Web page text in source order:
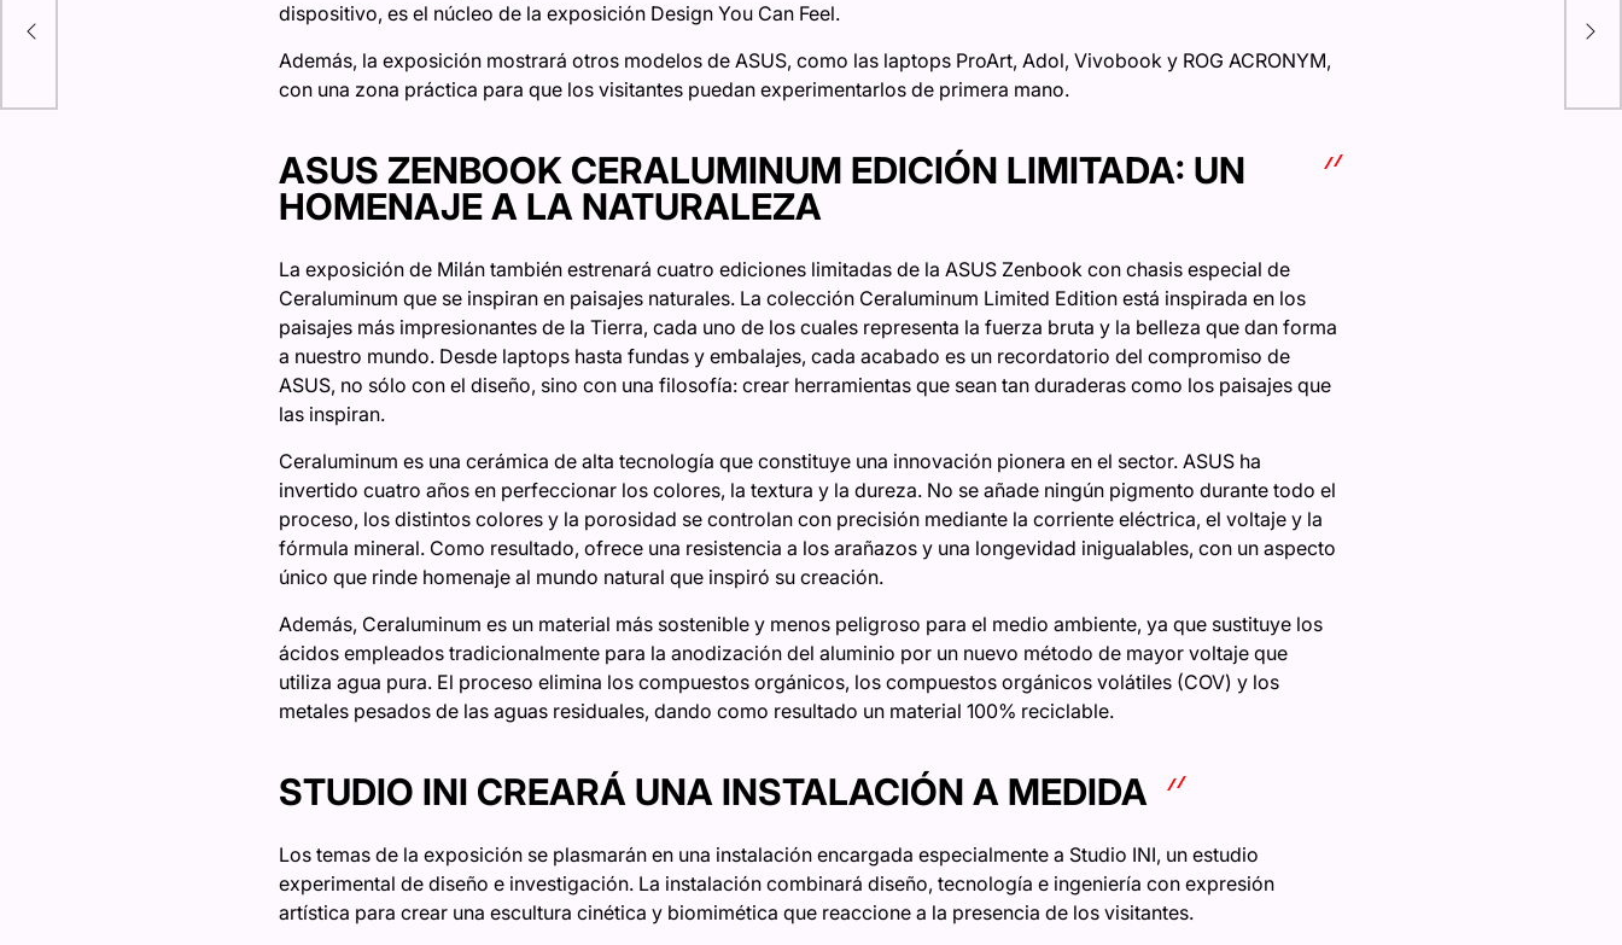
dispositivo, es el núcleo de la exposición Design You Can Feel.
Además, la exposición mostrará otros modelos de ASUS, como las laptops ProArt, Adol, Vivobook y ROG ACRONYM,
con una zona práctica para que los visitantes puedan experimentarlos de primera mano.
ASUS ZENBOOK CERALUMINUM EDICIÓN LIMITADA: UN
HOMENAJE A LA NATURALEZA
La exposición de Milán también estrenará cuatro ediciones limitadas de la ASUS Zenbook con chasis especial de
Ceraluminum que se inspiran en paisajes naturales. La colección Ceraluminum Limited Edition está inspirada en los
paisajes más impresionantes de la Tierra, cada uno de los cuales representa la fuerza bruta y la belleza que dan forma
a nuestro mundo. Desde laptops hasta fundas y embalajes, cada acabado es un recordatorio del compromiso de
ASUS, no sólo con el diseño, sino con una filosofía: crear herramientas que sean tan duraderas como los paisajes que
las inspiran.
Ceraluminum es una cerámica de alta tecnología que constituye una innovación pionera en el sector. ASUS ha
invertido cuatro años en perfeccionar los colores, la textura y la dureza. No se añade ningún pigmento durante todo el
proceso, los distintos colores y la porosidad se controlan con precisión mediante la corriente eléctrica, el voltaje y la
fórmula mineral. Como resultado, ofrece una resistencia a los arañazos y una longevidad inigualables, con un aspecto
único que rinde homenaje al mundo natural que inspiró su creación.
Además, Ceraluminum es un material más sostenible y menos peligroso para el medio ambiente, ya que sustituye los
ácidos empleados tradicionalmente para la anodización del aluminio por un nuevo método de mayor voltaje que
utiliza agua pura. El proceso elimina los compuestos orgánicos, los compuestos orgánicos volátiles (COV) y los
metales pesados de las aguas residuales, dando como resultado un material 100% reciclable.
STUDIO INI CREARÁ UNA INSTALACIÓN A MEDIDA
Los temas de la exposición se plasmarán en una instalación encargada especialmente a Studio INI, un estudio
experimental de diseño e investigación. La instalación combinará diseño, tecnología e ingeniería con expresión
artística para crear una escultura cinética y biomimética que reaccione a la presencia de los visitantes.